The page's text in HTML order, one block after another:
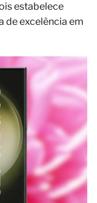
estabelece
de excelência em